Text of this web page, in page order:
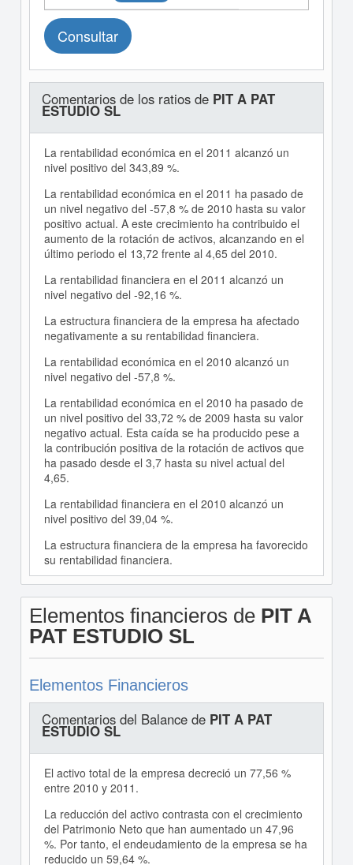
Consultar
Comentarios de los ratios de PIT A PAT
ESTUDIO SL
La rentabilidad económica en el 2011 alcanzó un
nivel positivo del 343,89 %.
La rentabilidad económica en el 2011 ha pasado de
un nivel negativo del -57,8 % de 2010 hasta su valor
positivo actual. A este crecimiento ha contribuido el
aumento de la rotación de activos, alcanzando en el
último periodo el 13,72 frente al 4,65 del 2010.
La rentabilidad financiera en el 2011 alcanzó un
nivel negativo del -92,16 %.
La estructura financiera de la empresa ha afectado
negativamente a su rentabilidad financiera.
La rentabilidad económica en el 2010 alcanzó un
nivel negativo del -57,8 %.
La rentabilidad económica en el 2010 ha pasado de
un nivel positivo del 33,72 % de 2009 hasta su valor
negativo actual. Esta caída se ha producido pese a
la contribución positiva de la rotación de activos que
ha pasado desde el 3,7 hasta su nivel actual del
4,65.
La rentabilidad financiera en el 2010 alcanzó un
nivel positivo del 39,04 %.
La estructura financiera de la empresa ha favorecido
su rentabilidad financiera.
Elementos financieros de PIT A
PAT ESTUDIO SL
Elementos Financieros
Comentarios del Balance de PIT A PAT
ESTUDIO SL
El activo total de la empresa decreció un 77,56 %
entre 2010 y 2011.
La reducción del activo contrasta con el crecimiento
del Patrimonio Neto que han aumentado un 47,96
%. Por tanto, el endeudamiento de la empresa se ha
reducido un 59,64 %.